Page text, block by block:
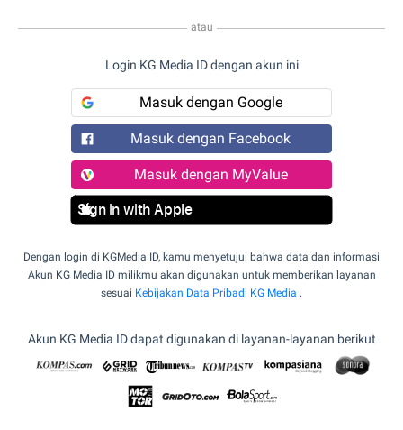
atau
Login KG Media ID dengan akun ini
Masuk dengan Google
Masuk dengan Facebook
Masuk dengan MyValue
Sign in with Apple
Dengan login di KGMedia ID, kamu menyetujui bahwa data dan informasi
Akun KG Media ID milikmu akan digunakan untuk memberikan layanan
sesuai Kebijakan Data Pribadi KG Media .
Akun KG Media ID dapat digunakan di layanan-layanan berikut